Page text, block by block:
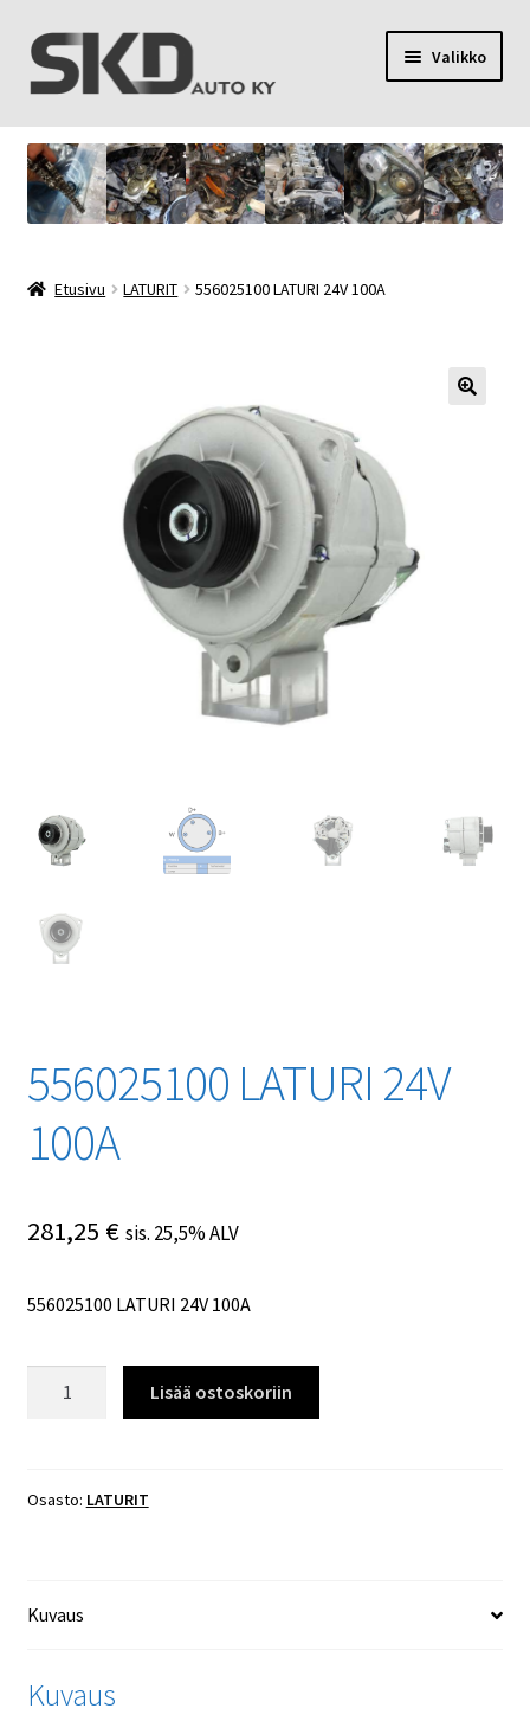
Siirry
navigointiin
Siirry
sisältöön
Valikko
SKD Auto Ky
Toimitusehdot
Tietosuojaseloste
Etusivu LATURIT 556025100 LATURI 24V 100A
556025100 LATURI 24V
100A
281,25 € sis. 25,5% ALV
556025100 LATURI 24V 100A
määrä
Lisää ostoskoriin
Osasto: LATURIT
Kuvaus
Kuvaus